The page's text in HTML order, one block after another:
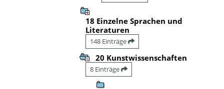
18 Einzelne Sprachen und
Literaturen
148 Einträge
20 Kunstwissenschaften
8 Einträge